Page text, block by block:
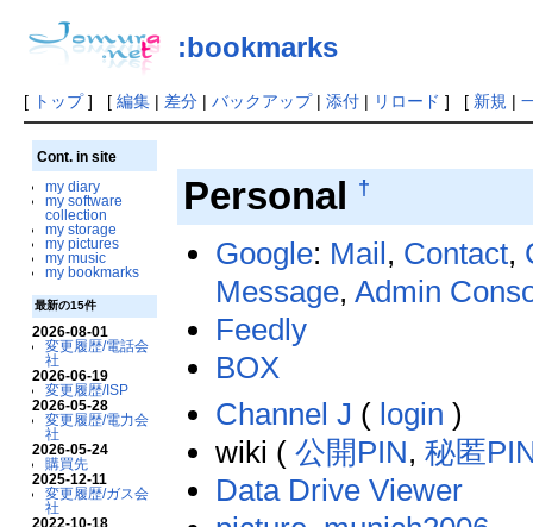
:bookmarks
[ トップ] [ 編集| 差分| バックアップ| 添付| リロード ] [ 新規 |
Cont. in site
my diary
my software
collection
my storage
my pictures
my music
my bookmarks
最新の15件
2026-08-01
変更履歴/電話会
社
2026-06-19
変更履歴/ISP
2026-05-28
変更履歴/電力会
社
2026-05-24
購買先
2025-12-11
変更履歴/ガス会
社
2022-10-18
Personal †
Google: Mail, Contact,
Message,Admin
Feedly
BOX
Channel J ( login )
wiki (公開PIN,秘匿
Data Drive Viewer